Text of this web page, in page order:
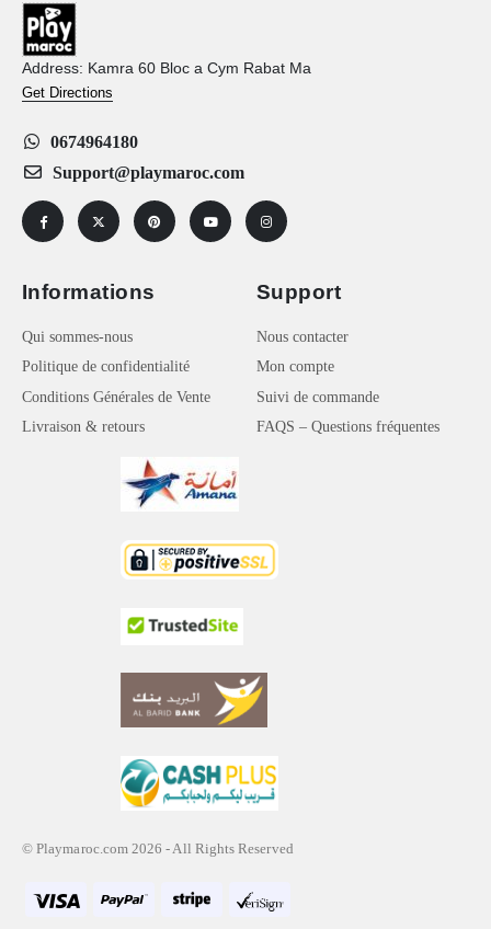
Address: Kamra 60 Bloc a Cym Rabat Ma
Get Directions
0674964180
Support@playmaroc.com
Informations
Qui sommes-nous
Politique de confidentialité
Conditions Générales de Vente
Livraison & retours
Support
Nous contacter
Mon compte
Suivi de commande
FAQS – Questions fréquentes
© Playmaroc.com 2026 - All Rights Reserved